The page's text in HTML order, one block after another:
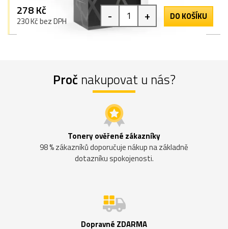
278 Kč
230 Kč bez DPH - + DO KOŠÍKU
Proč nakupovat u nás?
Tonery ověřené zákazníky
98 % zákazníků doporučuje nákup na základně
dotazníku spokojenosti.
Dopravné ZDARMA